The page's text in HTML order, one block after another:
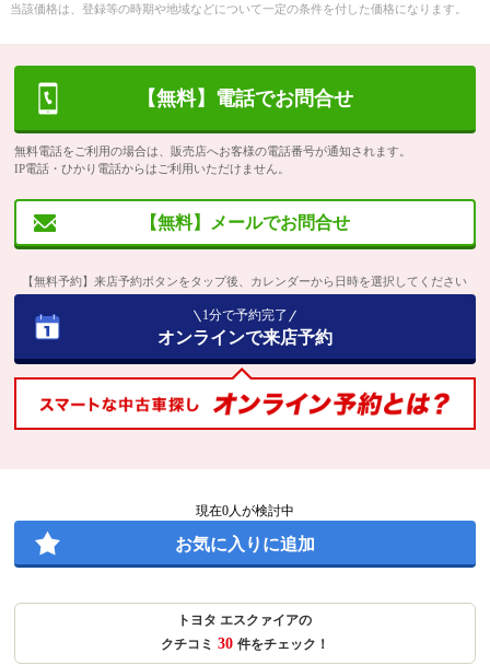
当該価格は、登録等の時期や地域などについて一定の条件を付した価格になります。
【無料】電話でお問合せ
無料電話をご利用の場合は、販売店へお客様の電話番号が通知されます。
IP電話・ひかり電話からはご利用いただけません。
【無料】メールでお問合せ
【無料予約】来店予約ボタンをタップ後、カレンダーから日時を選択してください
1分で予約完了
オンラインで来店予約
現在0人が検討中
お気に入りに追加
トヨタ エスクァイアの
クチコミ 30 件をチェック！